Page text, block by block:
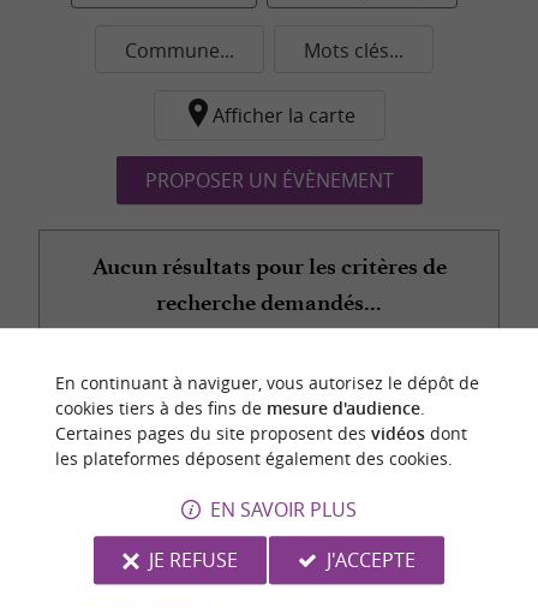
Commune... Mots clés...
Afficher la carte
PROPOSER UN ÉVÈNEMENT
Aucun résultats pour les critères de
recherche demandés...
n
o
t
r
e
c
o
u
p
d
e
c
o
e
u
r
En continuant à naviguer, vous autorisez le dépôt de
cookies tiers à des fins de mesure d'audience.
Certaines pages du site proposent des vidéosdont
les plateformes déposent également des cookies.
EN SAVOIR PLUS
JE REFUSE
J'ACCEPTE